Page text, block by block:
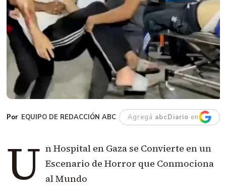
EQUIPO DE REDACCIÓN ABC Agregá abcDiario en
U n Hospital en Gaza se Convierte en un
Escenario de Horror que Conmociona
al Mundo